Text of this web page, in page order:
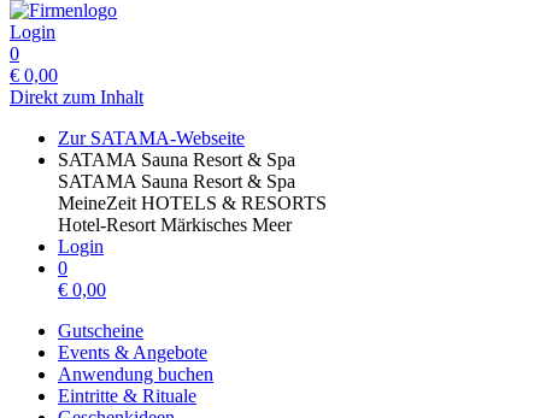
Login
0
€ 0,00
Direkt zum Inhalt
Zur SATAMA-Webseite
SATAMA Sauna Resort & Spa
SATAMA Sauna Resort & Spa
MeineZeit HOTELS & RESORTS
Hotel-Resort Märkisches Meer
Login
0
€ 0,00
Gutscheine
Events & Angebote
Anwendung buchen
Eintritte & Rituale